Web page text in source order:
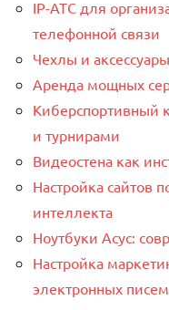
IP-АТС для
телефонной связи
Чехлы и
Аренда мощных
Киберспортивный
и турнирами
Видеостена как
Настройка сайтов
интеллекта
Ноутбуки Асус:
Настройка
электронных писем